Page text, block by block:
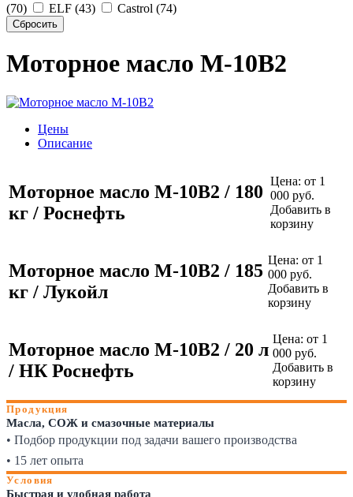
(70)
ELF (43) Castrol (74)
Моторное масло М-10В2
Цены
Описание
Моторное масло М-10В2 / 180
кг / Роснефть
Цена: от 1
000 руб.
Добавить в
корзину
Моторное масло М-10В2 / 185
кг / Лукойл
Цена: от 1
000 руб.
Добавить в
корзину
Моторное масло М-10В2 / 20 л
/ НК Роснефть
Цена: от 1
000 руб.
Добавить в
корзину
Продукция
Масла, СОЖ и смазочные материалы
• Подбор продукции под задачи вашего производства
• 15 лет опыта
Условия
Быстрая и удобная работа